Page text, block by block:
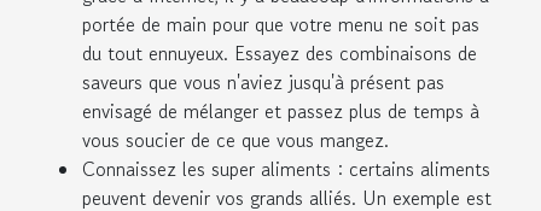
portée de main pour que votre menu ne soit pas
du tout ennuyeux. Essayez des combinaisons de
saveurs que vous n'aviez jusqu'à présent pas
envisagé de mélanger et passez plus de temps à
vous soucier de ce que vous mangez.
Connaissez les super aliments : certains aliments
peuvent devenir vos grands alliés. Un exemple est